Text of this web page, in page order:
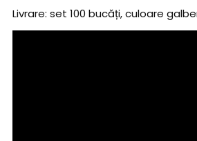
Livrare: set 100 bucăți, culoare